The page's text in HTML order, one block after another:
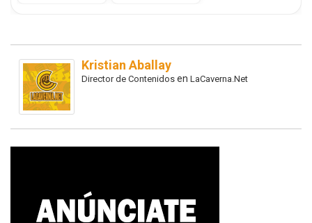
Kristian Aballay
Director de Contenidos en LaCaverna.Net